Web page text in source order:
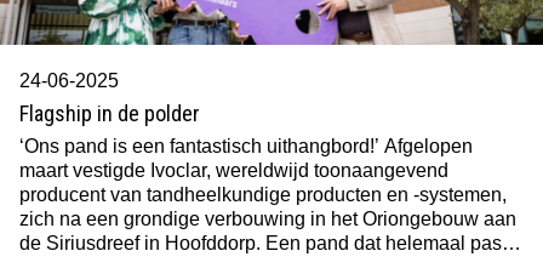
24-06-2025
Flagship in de polder
‘Ons pand is een fantastisch uithangbord!’ Afgelopen
maart vestigde Ivoclar, wereldwijd toonaangevend
producent van tandheelkundige producten en -systemen,
zich na een grondige verbouwing in het Oriongebouw aan
de Siriusdreef in Hoofddorp. Een pand dat helemaal past